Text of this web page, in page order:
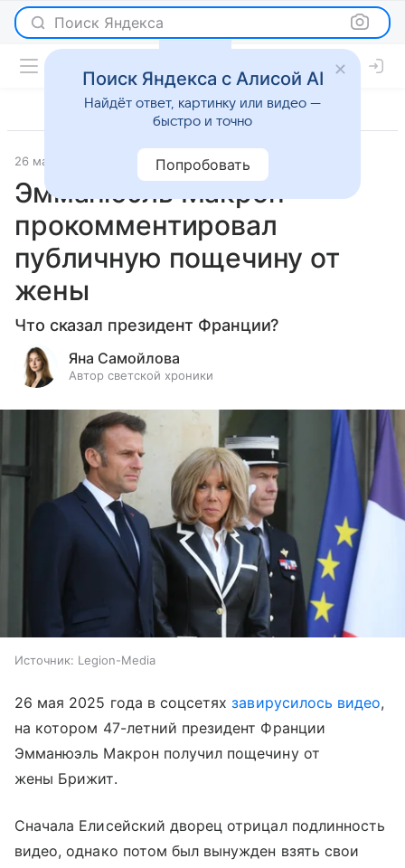
Поиск Яндекса
26 мая 2025 Светская жизнь
Эмманюэль Макрон
прокомментировал
публичную пощечину от
жены
Что сказал президент Франции?
Яна Самойлова
Автор светской хроники
Источник: Legion-Media
26 мая 2025 года в соцсетяхзавирусилось видео,
на котором 47-летний президент Франции
Эмманюэль Макрон получил пощечину от
жены Брижит.
Сначала Елисейский дворец отрицал подлинность
видео, однако потом был вынужден взять свои
Поиск Яндекса с Алисой AI
Найдёт ответ, картинку или видео —
быстро и точно
Попробовать